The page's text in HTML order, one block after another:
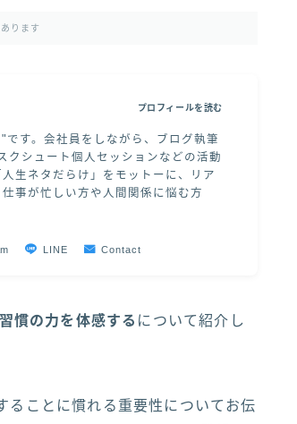
ります
"です。会社員をしながら、ブログ執筆
シュート個人セッションなどの活動
生ネタだらけ」をモットーに、リア
事が忙しい方や人間関係に悩む方
プロフィールを読む
LINE Contact
慣の力を体感する について紹介し
ることに慣れる重要性についてお伝